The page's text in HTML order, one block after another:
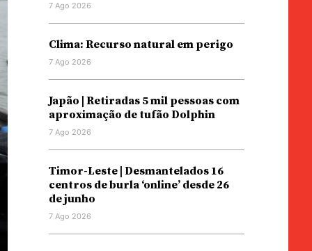
7 Ago 2026
Clima: Recurso natural em perigo
7 Ago 2026
Japão | Retiradas 5 mil pessoas com
aproximação de tufão Dolphin
7 Ago 2026
Timor-Leste | Desmantelados 16
centros de burla ‘online’ desde 26
de junho
7 Ago 2026